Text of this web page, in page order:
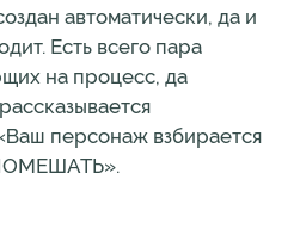
автоматически, да и
Есть всего пара
на процесс, да
персонаж взбирается